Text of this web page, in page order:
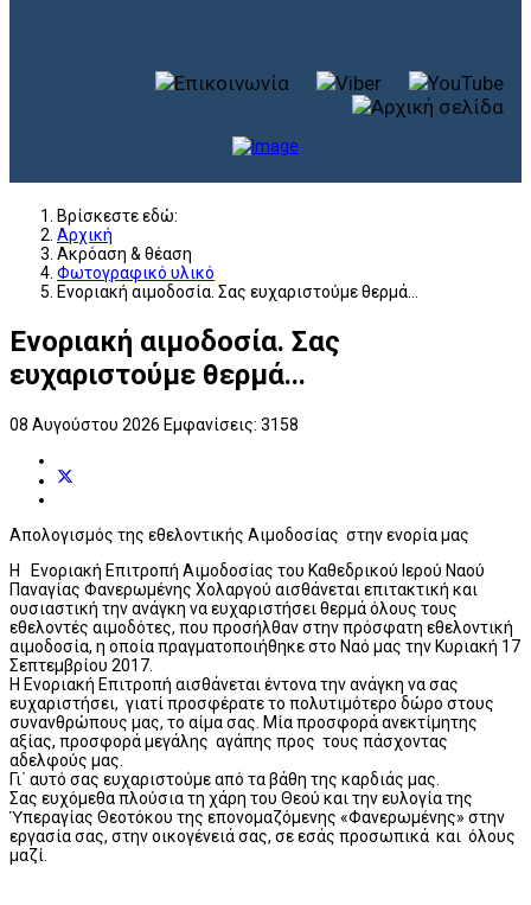
Βρίσκεστε εδώ:
Αρχική
Ακρόαση & θέαση
Φωτογραφικό υλικό
Ενοριακή αιμοδοσία. Σας ευχαριστούμε θερμά...
Ενοριακή αιμοδοσία. Σας
ευχαριστούμε θερμά...
08 Αυγούστου 2026 Εμφανίσεις: 3158
Απολογισμός της εθελοντικής Αιμοδοσίας στην ενορία μας
H Ενοριακή Επιτροπή Αιμοδοσίας του Καθεδρικού Ιερού Ναού
Παναγίας Φανερωμένης Χολαργού αισθάνεται επιτακτική και
ουσιαστική την ανάγκη να ευχαριστήσει θερμά όλους τους
εθελοντές αιμοδότες, που προσήλθαν στην πρόσφατη εθελοντική
αιμοδοσία, η οποία πραγματοποιήθηκε στο Ναό μας την Κυριακή 17
Σεπτεμβρίου 2017.
Η Ενοριακή Επιτροπή αισθάνεται έντονα την ανάγκη να σας
ευχαριστήσει, γιατί προσφέρατε το πολυτιμότερο δώρο στους
συνανθρώπους μας, το αίμα σας. Μία προσφορά ανεκτίμητης
αξίας, προσφορά μεγάλης αγάπης προς τους πάσχοντας
αδελφούς μας.
Γι΄ αυτό σας ευχαριστούμε από τα βάθη της καρδιάς μας.
Σας ευχόμεθα πλούσια τη χάρη του Θεού και την ευλογία της
Ὑπεραγίας Θεοτόκου της επονομαζόμενης «Φανερωμένης» στην
εργασία σας, στην οικογένειά σας, σε εσάς προσωπικά και όλους
μαζί.